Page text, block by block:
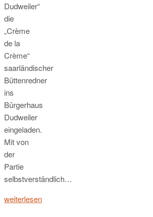
Dudweiler“
die
„Crème
de la
Crème“
saarländischer
Büttenredner
ins
Bürgerhaus
Dudweiler
eingeladen.
Mit von
der
Partie
selbstverständlich…
weiterlesen